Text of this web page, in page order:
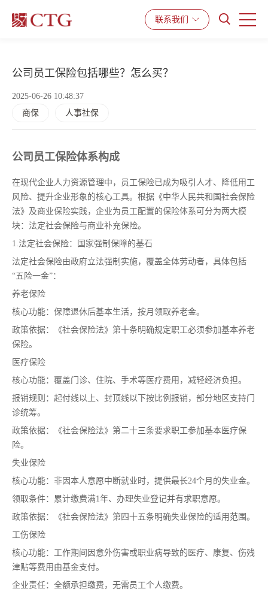
解决方案 资源中心
联系我们
公司员工保险包括哪些？怎么买？
2025-06-26 10:48:37
商保
人事社保
公司员工保险体系构成
在现代企业人力资源管理中，员工保险已成为吸引人才、降低用工
风险、提升企业形象的核心工具。根据《中华人民共和国社会保险
法》及商业保险实践，企业为员工配置的保险体系可分为两大模
块：法定社会保险与商业补充保险。
1.法定社会保险：国家强制保障的基石
法定社会保险由政府立法强制实施，覆盖全体劳动者，具体包括
“五险一金”：
养老保险
核心功能：保障退休后基本生活，按月领取养老金。
政策依据：《社会保险法》第十条明确规定职工必须参加基本养老
保险。
医疗保险
核心功能：覆盖门诊、住院、手术等医疗费用，减轻经济负担。
报销规则：起付线以上、封顶线以下按比例报销，部分地区支持门
诊统筹。
政策依据：《社会保险法》第二十三条要求职工参加基本医疗保
险。
失业保险
核心功能：非因本人意愿中断就业时，提供最长24个月的失业金。
领取条件：累计缴费满1年、办理失业登记并有求职意愿。
政策依据：《社会保险法》第四十五条明确失业保险的适用范围。
工伤保险
核心功能：工作期间因意外伤害或职业病导致的医疗、康复、伤残
津贴等费用由基金支付。
企业责任：全额承担缴费，无需员工个人缴费。